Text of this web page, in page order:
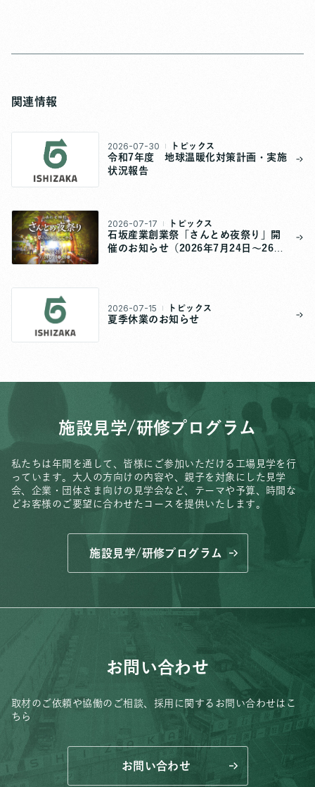
関連情報
2026-07-30 トピックス
令和7年度 地球温暖化対策計画・実施
状況報告
2026-07-17 トピックス
石坂産業創業祭「さんとめ夜祭り」開
催のお知らせ（2026年7月24日～26
2026-07-15 トピックス
夏季休業のお知らせ
施設見学/研修プログラム
私たちは年間を通して、皆様にご参加いただける工場見学を行
っています。 大人の方向けの内容や、親子を対象にした見学
会、 企業・団体さま向けの見学会など、 テーマや予算、時間な
どお客様のご要望に合わせたコースを提供いたします。
施設見学/研修プログラム
お問い合わせ
取材のご依頼や協働のご相談、 採用に関するお問い合わせはこ
ちら
お問い合わせ